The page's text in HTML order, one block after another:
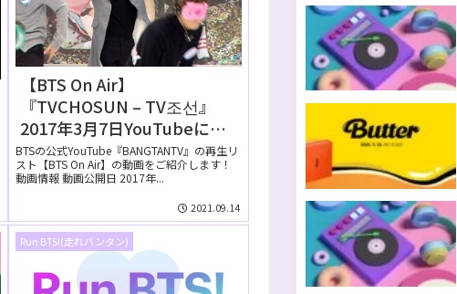
【BTS On Air】
『TVCHOSUN – TV조선』
2017年3月7日YouTubeに公
開された【動画】
BTSの公式YouTube『BANGTANTV』の再生リ
スト【BTS On Air】の動画をご紹介します！
動画情報 動画公開日 2017年...
2021.09.14
Run BTS!(走れバンタン)